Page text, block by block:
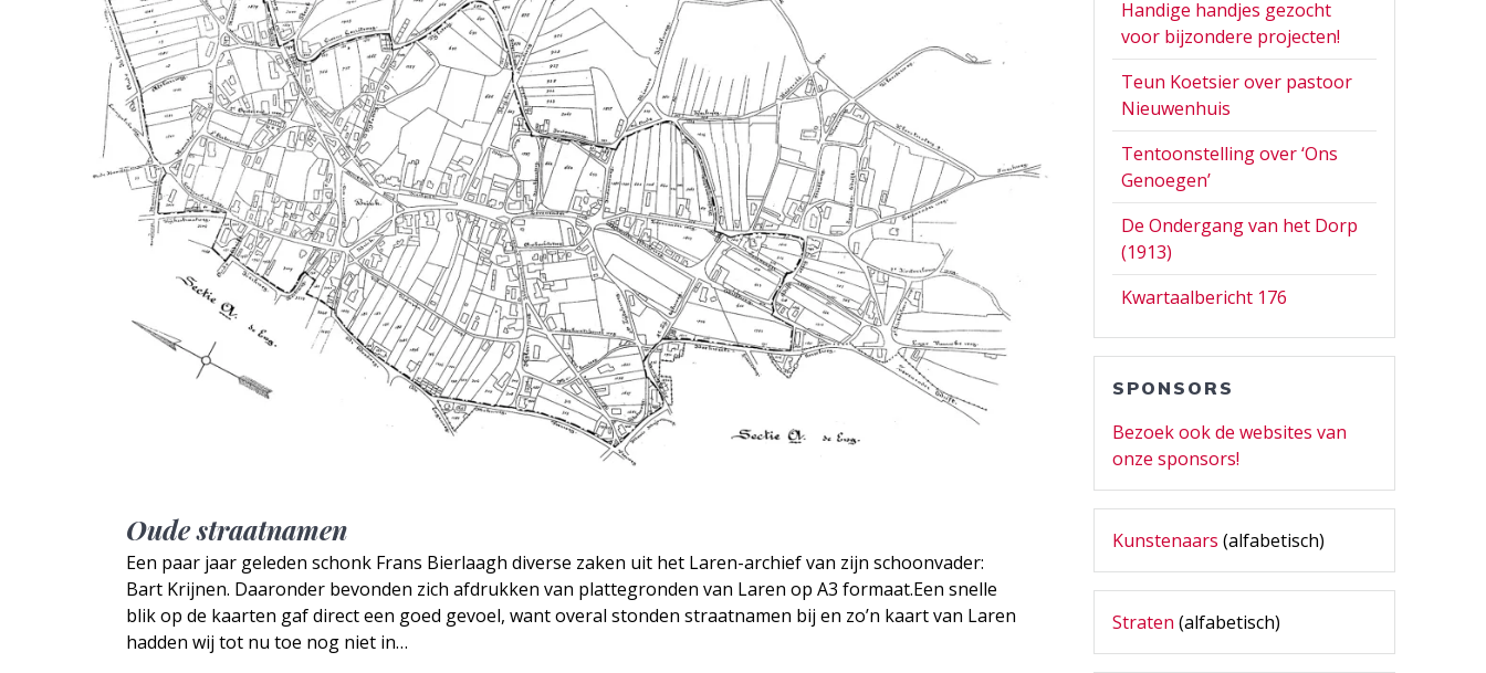
Oude straatnamen
Een paar jaar geleden schonk Frans Bierlaagh diverse zaken uit het Laren-archief van zijn schoonvader:
Bart Krijnen. Daaronder bevonden zich afdrukken van plattegronden van Laren op A3 formaat.Een snelle
blik op de kaarten gaf direct een goed gevoel, want overal stonden straatnamen bij en zo’n kaart van Laren
hadden wij tot nu toe nog niet in…
Handige handjes gezocht
voor bijzondere projecten!
Teun Koetsier over pastoor
Nieuwenhuis
Tentoonstelling over ‘Ons
Genoegen’
De Ondergang van het Dorp
(1913)
Kwartaalbericht 176
SPONSORS
Bezoek ook de websites van
onze sponsors!
Kunstenaars (alfabetisch)
Straten (alfabetisch)